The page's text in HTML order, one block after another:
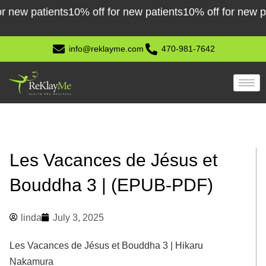
Skip
content
patients10% off for new patients10% off for new
info@reklayme.com 470-981-7642
Les Vacances de Jésus et
Bouddha 3 | (EPUB-PDF)
linda July 3, 2025
Les Vacances de Jésus et Bouddha 3 | Hikaru
Nakamura